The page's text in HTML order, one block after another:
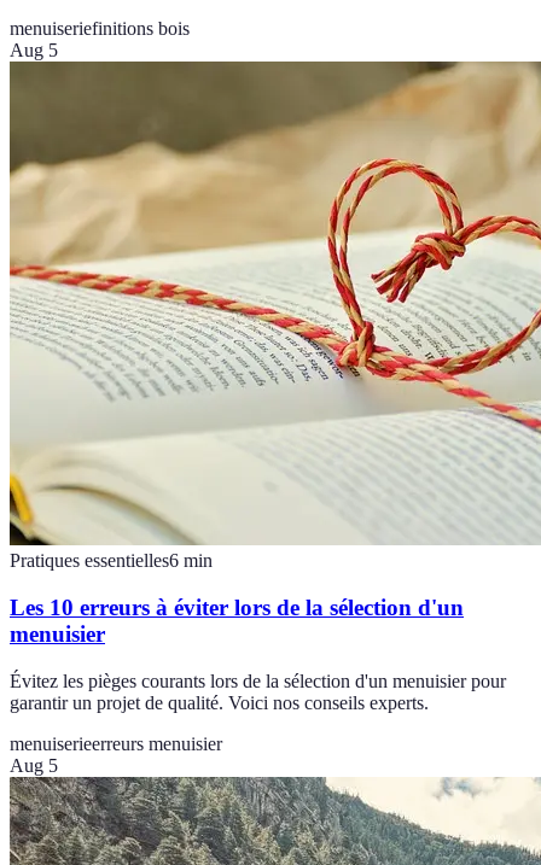
menuiseriefinitions bois
Aug 5
Pratiques essentielles6 min
Les 10 erreurs à éviter lors de la sélection d'un
menuisier
Évitez les pièges courants lors de la sélection d'un menuisier pour
garantir un projet de qualité. Voici nos conseils experts.
menuiserieerreurs menuisier
Aug 5